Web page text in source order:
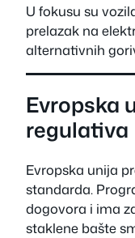
U fokusu su
prelazak na
alternativnih
Evropska
regulativa
Evropska unija
standarda.
dogovora i ima
staklene bašte